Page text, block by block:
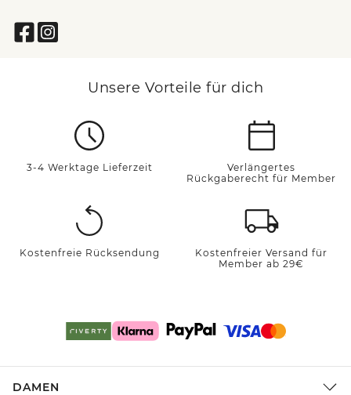
Unsere Vorteile für dich
3-4 Werktage Lieferzeit
Verlängertes
Rückgaberecht für Member
Kostenfreie Rücksendung
Kostenfreier Versand für
Member ab 29€
DAMEN